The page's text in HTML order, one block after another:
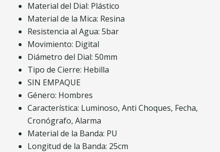
Material del Dial: Plástico
Material de la Mica: Resina
Resistencia al Agua: 5bar
Movimiento: Digital
Diámetro del Dial: 50mm
Tipo de Cierre: Hebilla
SIN EMPAQUE
Género: Hombres
Característica: Luminoso, Anti Choques, Fecha,
Cronógrafo, Alarma
Material de la Banda: PU
Longitud de la Banda: 25cm